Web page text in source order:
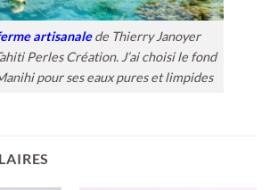
artisanale de Thierry Janoyer
Perles Création. J’ai choisi le fond
pour ses eaux pures et limpides